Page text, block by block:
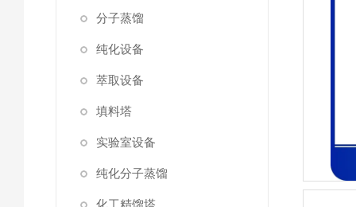
分子蒸馏
纯化设备
萃取设备
填料塔
实验室设备
纯化分子蒸馏
化工精馏塔